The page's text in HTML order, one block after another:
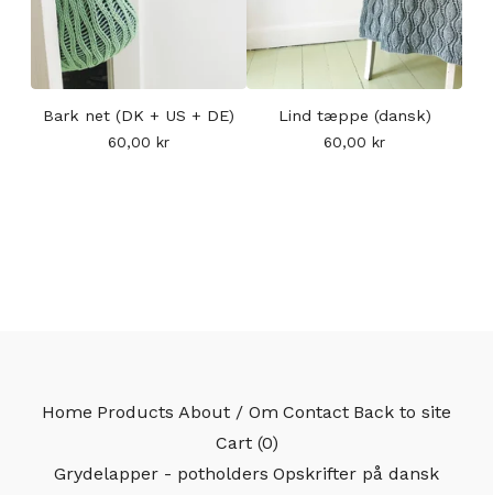
Bark net (DK + US + DE)
60,00 kr
Lind tæppe (dansk)
60,00 kr
Home Products About / Om Contact Back to site
Cart (0)
Grydelapper - potholders Opskrifter på dansk